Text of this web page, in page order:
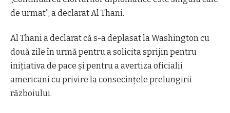
de urmat”, a declarat Al Thani.
Al Thani a declarat că s-a deplasat la Washington cu
două zile în urmă pentru a solicita sprijin pentru
inițiativa de pace și pentru a avertiza oficialii
americani cu privire la consecințele prelungirii
războiului.